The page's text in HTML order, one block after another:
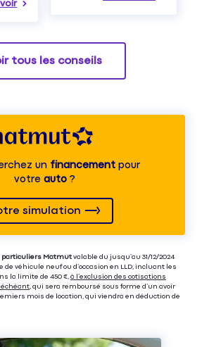
tous les conseils
unfinancementpour
votre auto?
simulation
particuliers Matmut valable du jusqu’au 31/12/2024
véhicule neuf ou d’occasion en LLD, incluant les
la limite de 450 €, à l’exclusion des cotisations
échéant, qui sera remboursé sous forme d’un avoir
mois de location, qui viendra en déduction de